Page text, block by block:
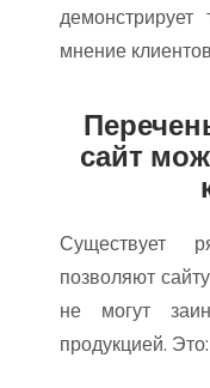
мнение
сайт
Существует
позволяют
не могут
продукцией. Это: